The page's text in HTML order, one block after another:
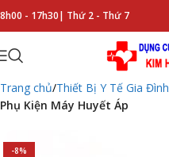
8h00 - 17h30| Thứ 2 - Thứ 7
Trang chủ Thiết Bị Y Tế Gia Đình
Phụ Kiện Máy Huyết Áp
-8%